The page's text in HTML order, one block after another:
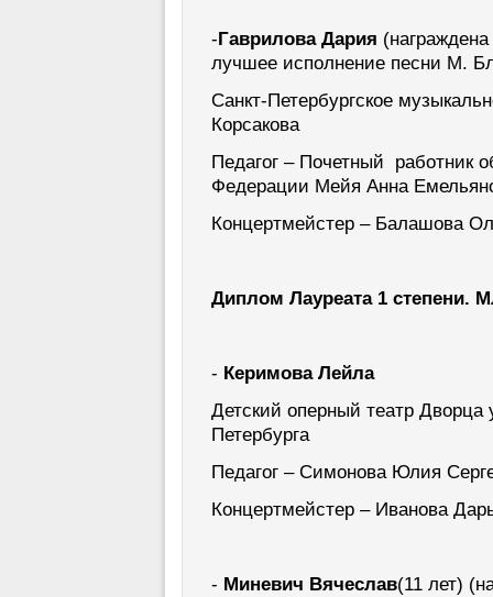
-Гаврилова Дария
лучшее исполнение песни М.
Санкт-Петербургское
Корсакова
Педагог – Почетный работник
Федерации Мейя Анна
Концертмейстер – Балашова
Диплом Лауреата 1 степени.
- Керимова Лейла
Детский оперный театр
Петербурга
Педагог – Симонова Юлия
Концертмейстер – Иванова
- Миневич Вячеслав(11 лет)